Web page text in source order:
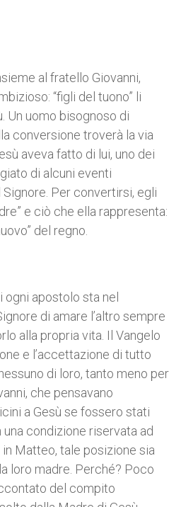
al fratello Giovanni,
“figli del tuono” li
Un uomo bisognoso di
conversione troverà la via
aveva fatto di lui, uno dei
di alcuni eventi
Per convertirsi, egli
e ciò che ella rappresenta:
del regno.
ogni apostolo sta nel
di amare l’altro sempre
alla propria vita. Il Vangelo
e l’accettazione di tutto
di loro, tanto meno per
che pensavano
a Gesù se fossero stati
condizione riservata ad
Matteo, tale posizione sia
loro madre. Perché? Poco
del compito